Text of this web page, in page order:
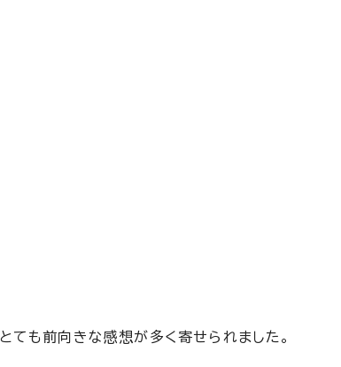
ても前向きな感想が多く寄せられました。